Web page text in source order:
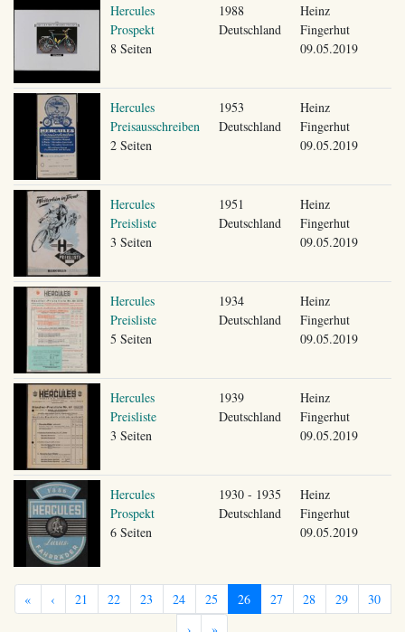
Hercules
Prospekt
8 Seiten
1988
Deutschland
Heinz
Fingerhut
09.05.2019
Hercules
Preisausschreiben
2 Seiten
1953
Deutschland
Heinz
Fingerhut
09.05.2019
Hercules
Preisliste
3 Seiten
1951
Deutschland
Heinz
Fingerhut
09.05.2019
Hercules
Preisliste
5 Seiten
1934
Deutschland
Heinz
Fingerhut
09.05.2019
Hercules
Preisliste
3 Seiten
1939
Deutschland
Heinz
Fingerhut
09.05.2019
Hercules
Prospekt
6 Seiten
1930 - 1935
Deutschland
Heinz
Fingerhut
09.05.2019
« ‹ 21 22 23 24 25 26 27 28 29
30
›
»